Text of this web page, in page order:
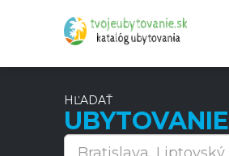
HĽADAŤ
UBYTOVANIE